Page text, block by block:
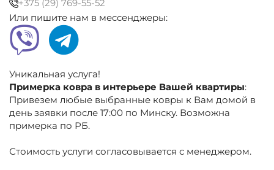
+375 (29) 769-55-52
Или пишите нам в мессенджеры:
Уникальная услуга!
Примерка ковра в интерьере Вашей квартиры:
Привезем любые выбранные ковры к Вам домой в
день заявки после 17:00 по Минску. Возможна
примерка по РБ.
Стоимость услуги согласовывается с менеджером.